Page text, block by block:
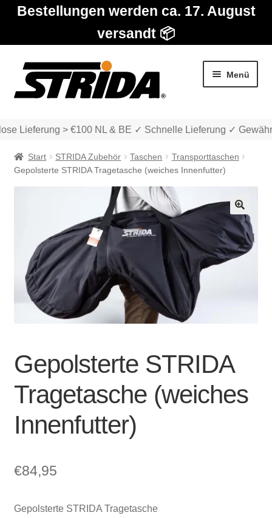
Bestellungen werden ca. 17. August
versandt 📦
Zur
Navigation
springen
Zum
Inhalt
springen
Menü
Katalog
Account & Support
Warenkorb
Lieferung > €100 NL & BE ✓ Schnelle Lieferung ✓
Start STRIDA Zubehör Taschen
Transporttaschen
Gepolsterte STRIDA Tragetasche (weiches Innenfutter)
🔍
Gepolsterte STRIDA
Tragetasche (weiches
Innenfutter)
€84,95
Gepolsterte STRIDA Tragetasche